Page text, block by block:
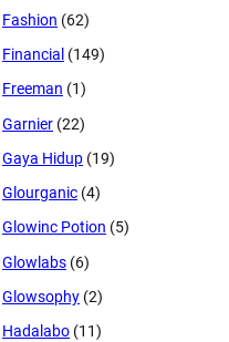
Fashion (62)
Financial (149)
Freeman (1)
Garnier (22)
Gaya Hidup (19)
Glourganic (4)
Glowinc Potion (5)
Glowlabs (6)
Glowsophy (2)
Hadalabo (11)